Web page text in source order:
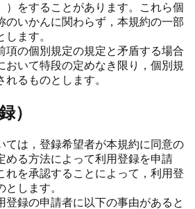
）をすることがあります。これら個
のいかんに関わらず，本規約の一部
します。
項の個別規定の規定と矛盾する場合
おいて特段の定めなき限り，個別規
れるものとします。
）
ては，登録希望者が本規約に同意の
める方法によって利用登録を申請
れを承認することによって，利用登
します。
登録の申請者に以下の事由があると